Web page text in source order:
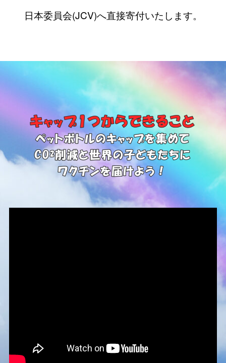
日本委員会(JCV)へ直接寄付いたします。